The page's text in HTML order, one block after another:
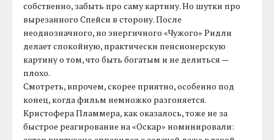
собственно, забыть про саму картину. Но шутки про
вырезанного Спейси в сторону. После
неоднозначного, но энергичного «Чужого» Ридли
делает спокойную, практически пенсионерскую
картину о том, что быть богатым и не делиться —
плохо.
Смотреть, впрочем, скорее приятно, особенно под
конец, когда фильм немножко разгоняется.
Кристофера Пламмера, как оказалось, тоже не за
быстрое реагирование на «Оскар» номинировали: